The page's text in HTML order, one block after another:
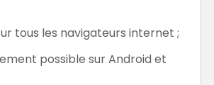
tous les navigateurs internet ;
possible sur Android et